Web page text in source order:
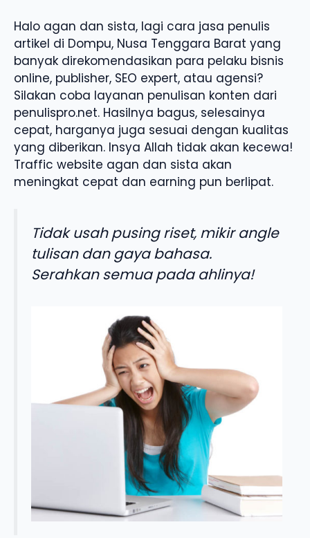
Halo agan dan sista, lagi cara jasa penulis
artikel di Dompu, Nusa Tenggara Barat yang
banyak direkomendasikan para pelaku bisnis
online, publisher, SEO expert, atau agensi?
Silakan coba layanan penulisan konten dari
penulispro.net. Hasilnya bagus, selesainya
cepat, harganya juga sesuai dengan kualitas
yang diberikan. Insya Allah tidak akan kecewa!
Traffic website agan dan sista akan
meningkat cepat dan earning pun berlipat.
Tidak usah pusing riset, mikir angle
tulisan dan gaya bahasa.
Serahkan semua pada ahlinya!